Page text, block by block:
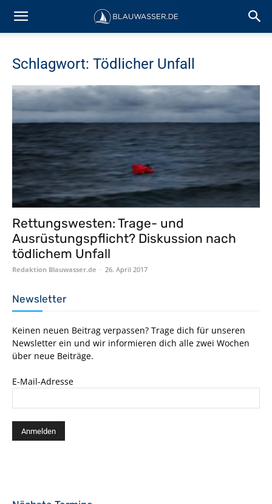
Schlagwort: Tödlicher Unfall
Rettungswesten: Trage- und
Ausrüstungspflicht? Diskussion nach
tödlichem Unfall
Redaktion Blauwasser.de - 26. April 2017
Newsletter
Keinen neuen Beitrag verpassen? Trage dich für unseren
Newsletter ein und wir informieren dich alle zwei Wochen
über neue Beiträge.
E-Mail-Adresse